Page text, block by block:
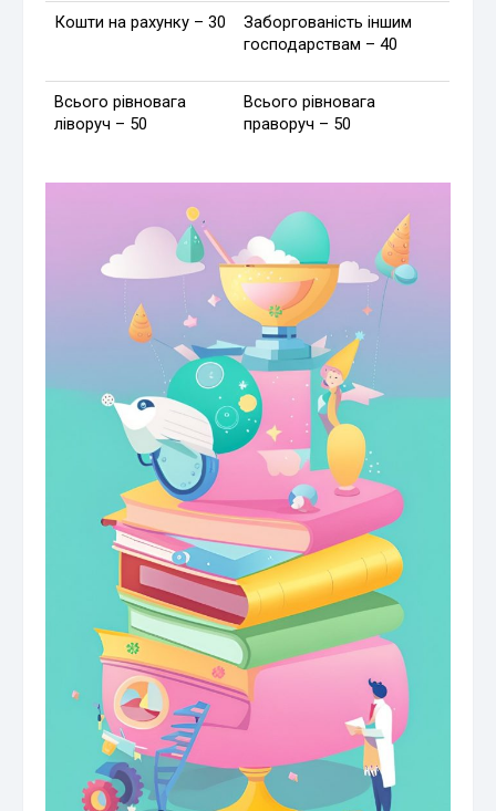
Кошти на рахунку – 30
Заборгованість іншим
господарствам – 40
Всього рівновага
ліворуч – 50
Всього рівновага
праворуч – 50